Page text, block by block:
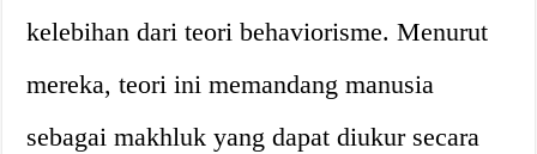
kelebihan dari teori behaviorisme. Menurut
mereka, teori ini memandang manusia
sebagai makhluk yang dapat diukur secara